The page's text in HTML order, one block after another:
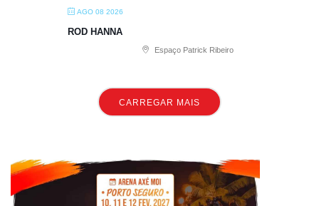
AGO 08 2026
ROD HANNA
Espaço Patrick Ribeiro
CARREGAR MAIS